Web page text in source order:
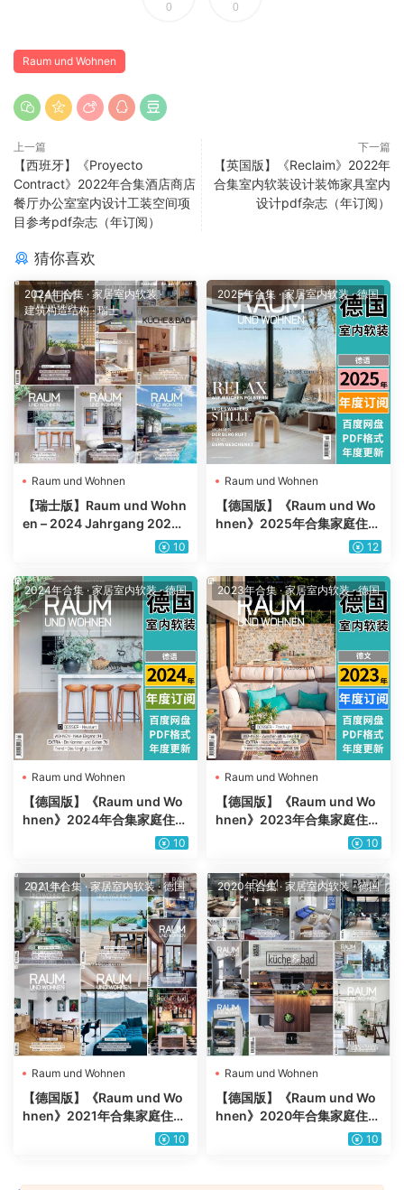
0 0
Raum und Wohnen
上一篇
【西班牙】《Proyecto
Contract》2022年合集酒店商店
餐厅办公室室内设计工装空间项
目参考pdf杂志（年订阅）
下一篇
【英国版】《Reclaim》2022年
合集室内软装设计装饰家具室内
设计pdf杂志（年订阅）
猜你喜欢
2024年合集 ·家居室内软装·
建筑构造结构·瑞士
Raum und Wohnen
【瑞士版】Raum und Wohn
en – 2024 Jahrgang 2024
10
2025年合集 ·家居室内软装·德国
Raum und Wohnen
【德国版】《Raum und Wo
hnen》2025年合集家庭住宅
室内软装设计灵感趋势信息杂
12
2024年合集·家居室内软装·德国
Raum und Wohnen
【德国版】《Raum und Wo
hnen》2024年合集家庭住宅
室内软装设计灵感趋势信息杂
10
2023年合集·家居室内软装·德国
Raum und Wohnen
【德国版】《Raum und Wo
hnen》2023年合集家庭住宅
室内软装设计灵感趋势信息杂
10
2021年合集·家居室内软装·德国
Raum und Wohnen
【德国版】《Raum und Wo
hnen》2021年合集家庭住宅
室内软装设计灵感趋势信息杂
10
2020年合集· 家居室内软装·德国
Raum und Wohnen
【德国版】《Raum und Wo
hnen》2020年合集家庭住宅
室内软装设计灵感趋势信息杂
10